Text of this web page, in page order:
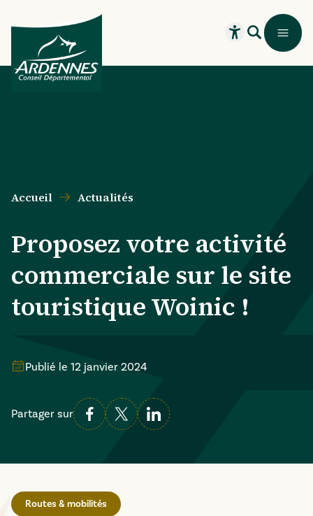
Recherche
Ouvrir leMenu
Accueil Actualités
Proposez votre activité
commerciale sur le site
touristique Woinic !
Publié le 12 janvier 2024
Partager sur
Routes & mobilités